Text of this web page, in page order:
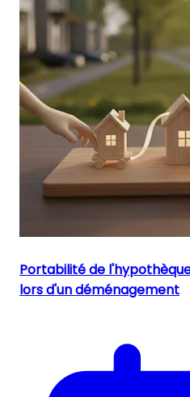
Portabilité de
lors d'un déménagement